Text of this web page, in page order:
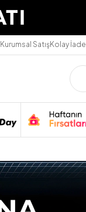
Kurumsal SatışKolay İade